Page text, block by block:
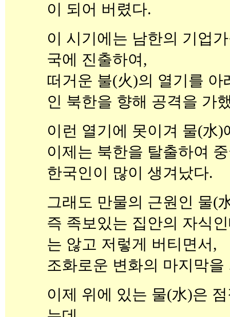
이 되어 버렸다.
이 시기에는 남한의 기업
국에 진출하여,
떠거운 불(火)의 열기를
인 북한을 향해 공격을 가
이런 열기에 못이겨 물(水
이제는 북한을 탈출하여
한국인이 많이 생겨났다.
그래도 만물의 근원인 물(
즉 족보있는 집안의 자식
는 않고 저렇게 버티면서,
조화로운 변화의 마지막
이제 위에 있는 물(水)은